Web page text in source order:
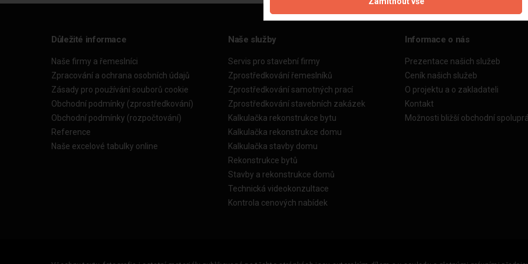
Důležité informace
Naše firmy a řemeslníci
Zpracování a ochrana osobních údajů
Zásady pro používání souborů cookie
Obchodní podmínky (zprostředkování)
Obchodní podmínky (rozpočtování)
Reference
Naše excelové tabulky online
Naše služby
Servis pro stavební firmy
Zprostředkování řemeslníků
Zprostředkování samotných prací
Zprostředkování stavebních zakázek
Kalkulačka rekonstrukce bytu
Kalkulačka rekonstrukce domu
Kalkulačka stavby domu
Rekonstrukce bytů
Stavby a rekonstrukce domů
Technická videokonzultace
Kontrola cenových nabídek
Informace o nás
Prezentace našich služeb
Ceník našich služeb
O projektu a o zakladateli
Kontakt
Možnosti bližší obchodní